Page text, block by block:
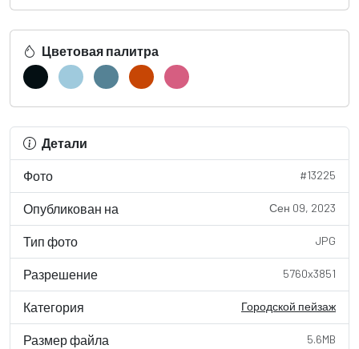
Цветовая палитра
Детали
Фото #13225
Опубликован на Сен 09, 2023
Тип фото JPG
Разрешение 5760x3851
Категория Городской пейзаж
Размер файла 5.6MB